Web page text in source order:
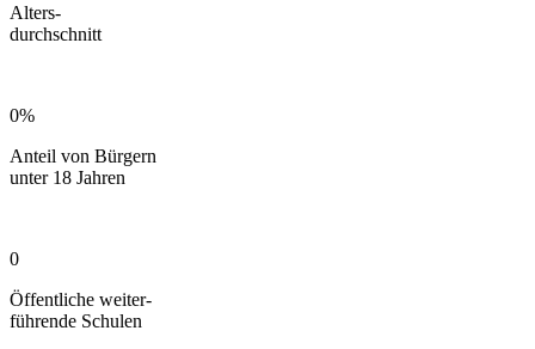
Alters-
durchschnitt
0%
Anteil von Bürgern
unter 18 Jahren
0
Öffentliche weiter-
führende Schulen